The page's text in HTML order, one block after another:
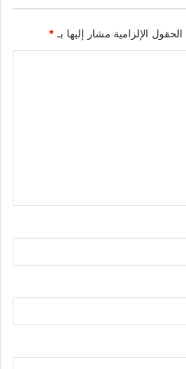
الحقول الإلزامية مشار إليها بـ *